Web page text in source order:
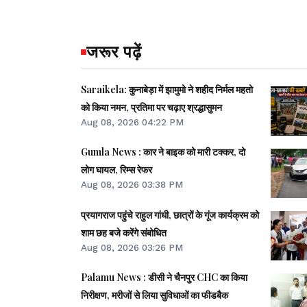
जरूर पढ़ें
Saraikela: कुनाबेड़ा में झामुमो ने शहीद निर्मल महतो
को किया नमन, प्रतिमा पर चढ़ाए श्रद्धासुमन
Aug 08, 2026 04:22 PM
Gumla News : कार ने बाइक को मारी टक्कर, दो
लोग घायल, रिम्स रेफर
Aug 08, 2026 03:38 PM
प्रयागराज पहुंचे राहुल गांधी, छात्रों के गूंज कार्यक्रम को
शाम छह बजे करेंगे संबोधित
Aug 08, 2026 03:26 PM
Palamu News : डीसी ने चैनपुर CHC का किया
निरीक्षण, मरीजों से लिया सुविधाओं का फीडबैक